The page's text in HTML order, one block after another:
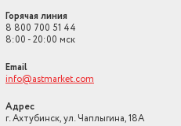
Горячая линия
8 800 700 51 44
8:00 - 20:00 мск
Email
info@astmarket.com
Адрес
г. Ахтубинск, ул. Чаплыгина, 18А